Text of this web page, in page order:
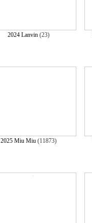
2024 Lanvin(23)
2025 Miu Miu(11873)